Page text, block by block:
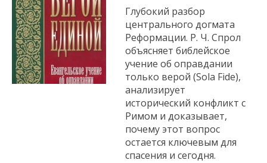
Глубокий разбор
центрального догмата
Реформации. Р. Ч. Спрол
объясняет библейское
учение об оправдании
только верой (Sola Fide),
анализирует
исторический конфликт с
Римом и доказывает,
почему этот вопрос
остается ключевым для
спасения и сегодня.